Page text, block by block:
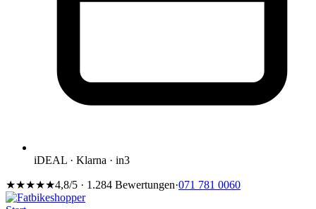
iDEAL · Klarna · in3
★★★★★4,8/5 · 1.284 Bewertungen·071 781 0060